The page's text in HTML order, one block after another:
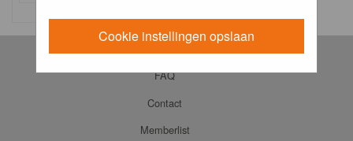
Cookie instellingen opslaan
FAQ
Contact
Memberlist